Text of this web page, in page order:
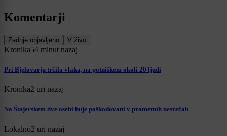
Komentarji
Zadnje objavljeno V živo
Kronika54 minut nazaj
Pri Bjelovarju trčila vlaka, na potniškem okoli 20 ljudi
Kronika2 uri nazaj
Na Štajerskem dve osebi huje poškodovani v prometnih nesrečah
Lokalno2 uri nazaj